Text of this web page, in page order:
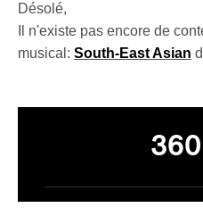
Désolé,
Il n'existe pas encore de
musical: South-East Asian
360